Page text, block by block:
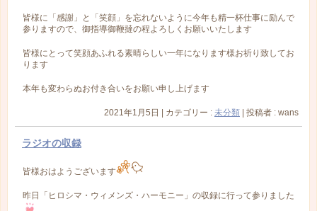
皆様に「感謝」と「笑顔」を忘れないように今年も精一杯仕事に励んで
参りますので、御指導御鞭撻の程よろしくお願いいたします
皆様にとって笑顔あふれる素晴らしい一年になります様お祈り致してお
ります
本年も変わらぬお付き合いをお願い申し上げます
2021年1月5日 カテゴリー : 未分類 投稿者 : wans
ラジオの収録
皆様おはようございます
昨日「ヒロシマ・ウィメンズ・ハーモニー」の収録に行って参りました